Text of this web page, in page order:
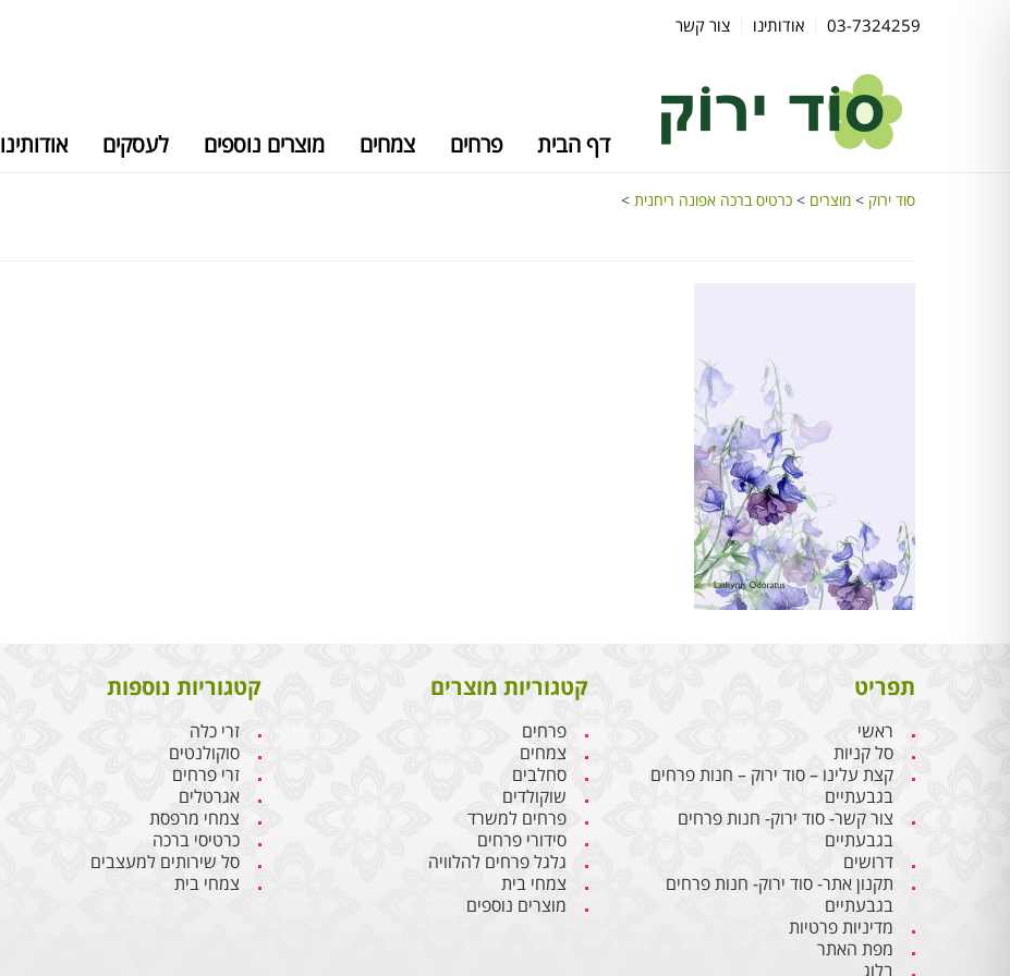
03-7324259 אודותינו צור קשר
דף הבית פרחים צמחים מוצרים נוספים לעסקים אודותינו
סוד ירוק > מוצרים > כרטיס ברכה אפונה ריחנית >
תפריט
ראשי
סל קניות
קצת עלינו – סוד ירוק – חנות פרחים
בגבעתיים
צור קשר- סוד ירוק- חנות פרחים
בגבעתיים
דרושים
תקנון אתר- סוד ירוק- חנות פרחים
בגבעתיים
מדיניות פרטיות
מפת האתר
בלוג
קטגוריות מוצרים
פרחים
צמחים
סחלבים
שוקולדים
פרחים למשרד
סידורי פרחים
גלגל פרחים להלוויה
צמחי בית
מוצרים נוספים
קטגוריות נוספות
זרי כלה
סוקולנטים
זרי פרחים
אגרטלים
צמחי מרפסת
כרטיסי ברכה
סל שירותים למעצבים
צמחי בית